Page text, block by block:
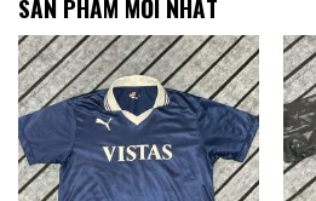
SẢN PHẨM MỚI NHẤT